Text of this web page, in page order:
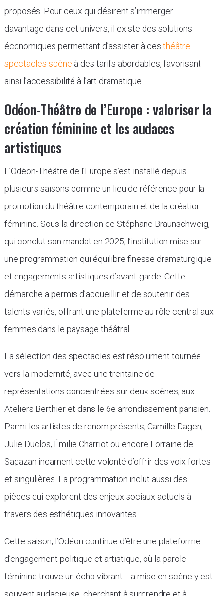
proposés. Pour ceux qui désirent s’immerger
davantage dans cet univers, il existe des solutions
économiques permettant d’assister à ces théâtre
spectacles scène à des tarifs abordables, favorisant
ainsi l’accessibilité à l’art dramatique.
Odéon-Théâtre de l’Europe : valoriser la
création féminine et les audaces
artistiques
L’Odéon-Théâtre de l’Europe s’est installé depuis
plusieurs saisons comme un lieu de référence pour la
promotion du théâtre contemporain et de la création
féminine. Sous la direction de Stéphane Braunschweig,
qui conclut son mandat en 2025, l’institution mise sur
une programmation qui équilibre finesse dramaturgique
et engagements artistiques d’avant-garde. Cette
démarche a permis d’accueillir et de soutenir des
talents variés, offrant une plateforme au rôle central aux
femmes dans le paysage théâtral.
La sélection des spectacles est résolument tournée
vers la modernité, avec une trentaine de
représentations concentrées sur deux scènes, aux
Ateliers Berthier et dans le 6e arrondissement parisien.
Parmi les artistes de renom présents, Camille Dagen,
Julie Duclos, Émilie Charriot ou encore Lorraine de
Sagazan incarnent cette volonté d’offrir des voix fortes
et singulières. La programmation inclut aussi des
pièces qui explorent des enjeux sociaux actuels à
travers des esthétiques innovantes.
Cette saison, l’Odéon continue d’être une plateforme
d’engagement politique et artistique, où la parole
féminine trouve un écho vibrant. La mise en scène y est
souvent audacieuse, cherchant à surprendre et à